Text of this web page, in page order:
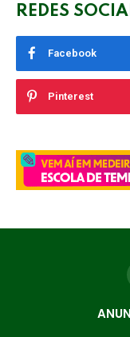
REDES
Facebook
Pinterest